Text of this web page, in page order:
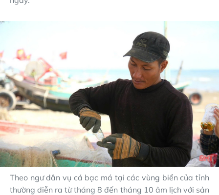
Theo ngư dân vụ cá bạc má tại các vùng biển của tỉnh
thường diễn ra từ tháng 8 đến tháng 10 âm lịch với sản